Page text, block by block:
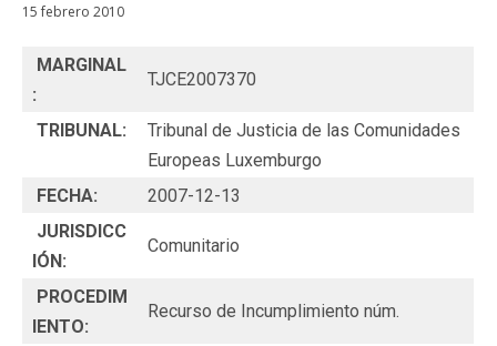
15 febrero 2010
MARGINAL
:
TJCE2007370
TRIBUNAL:
Tribunal de Justicia de las Comunidades
Europeas Luxemburgo
FECHA:
2007-12-13
JURISDICC
IÓN:
Comunitario
PROCEDIM
IENTO:
Recurso de Incumplimiento núm.